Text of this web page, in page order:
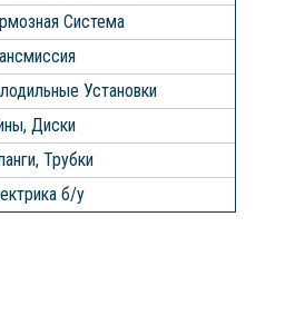
Система
Установки
Диски
Трубки
б/у